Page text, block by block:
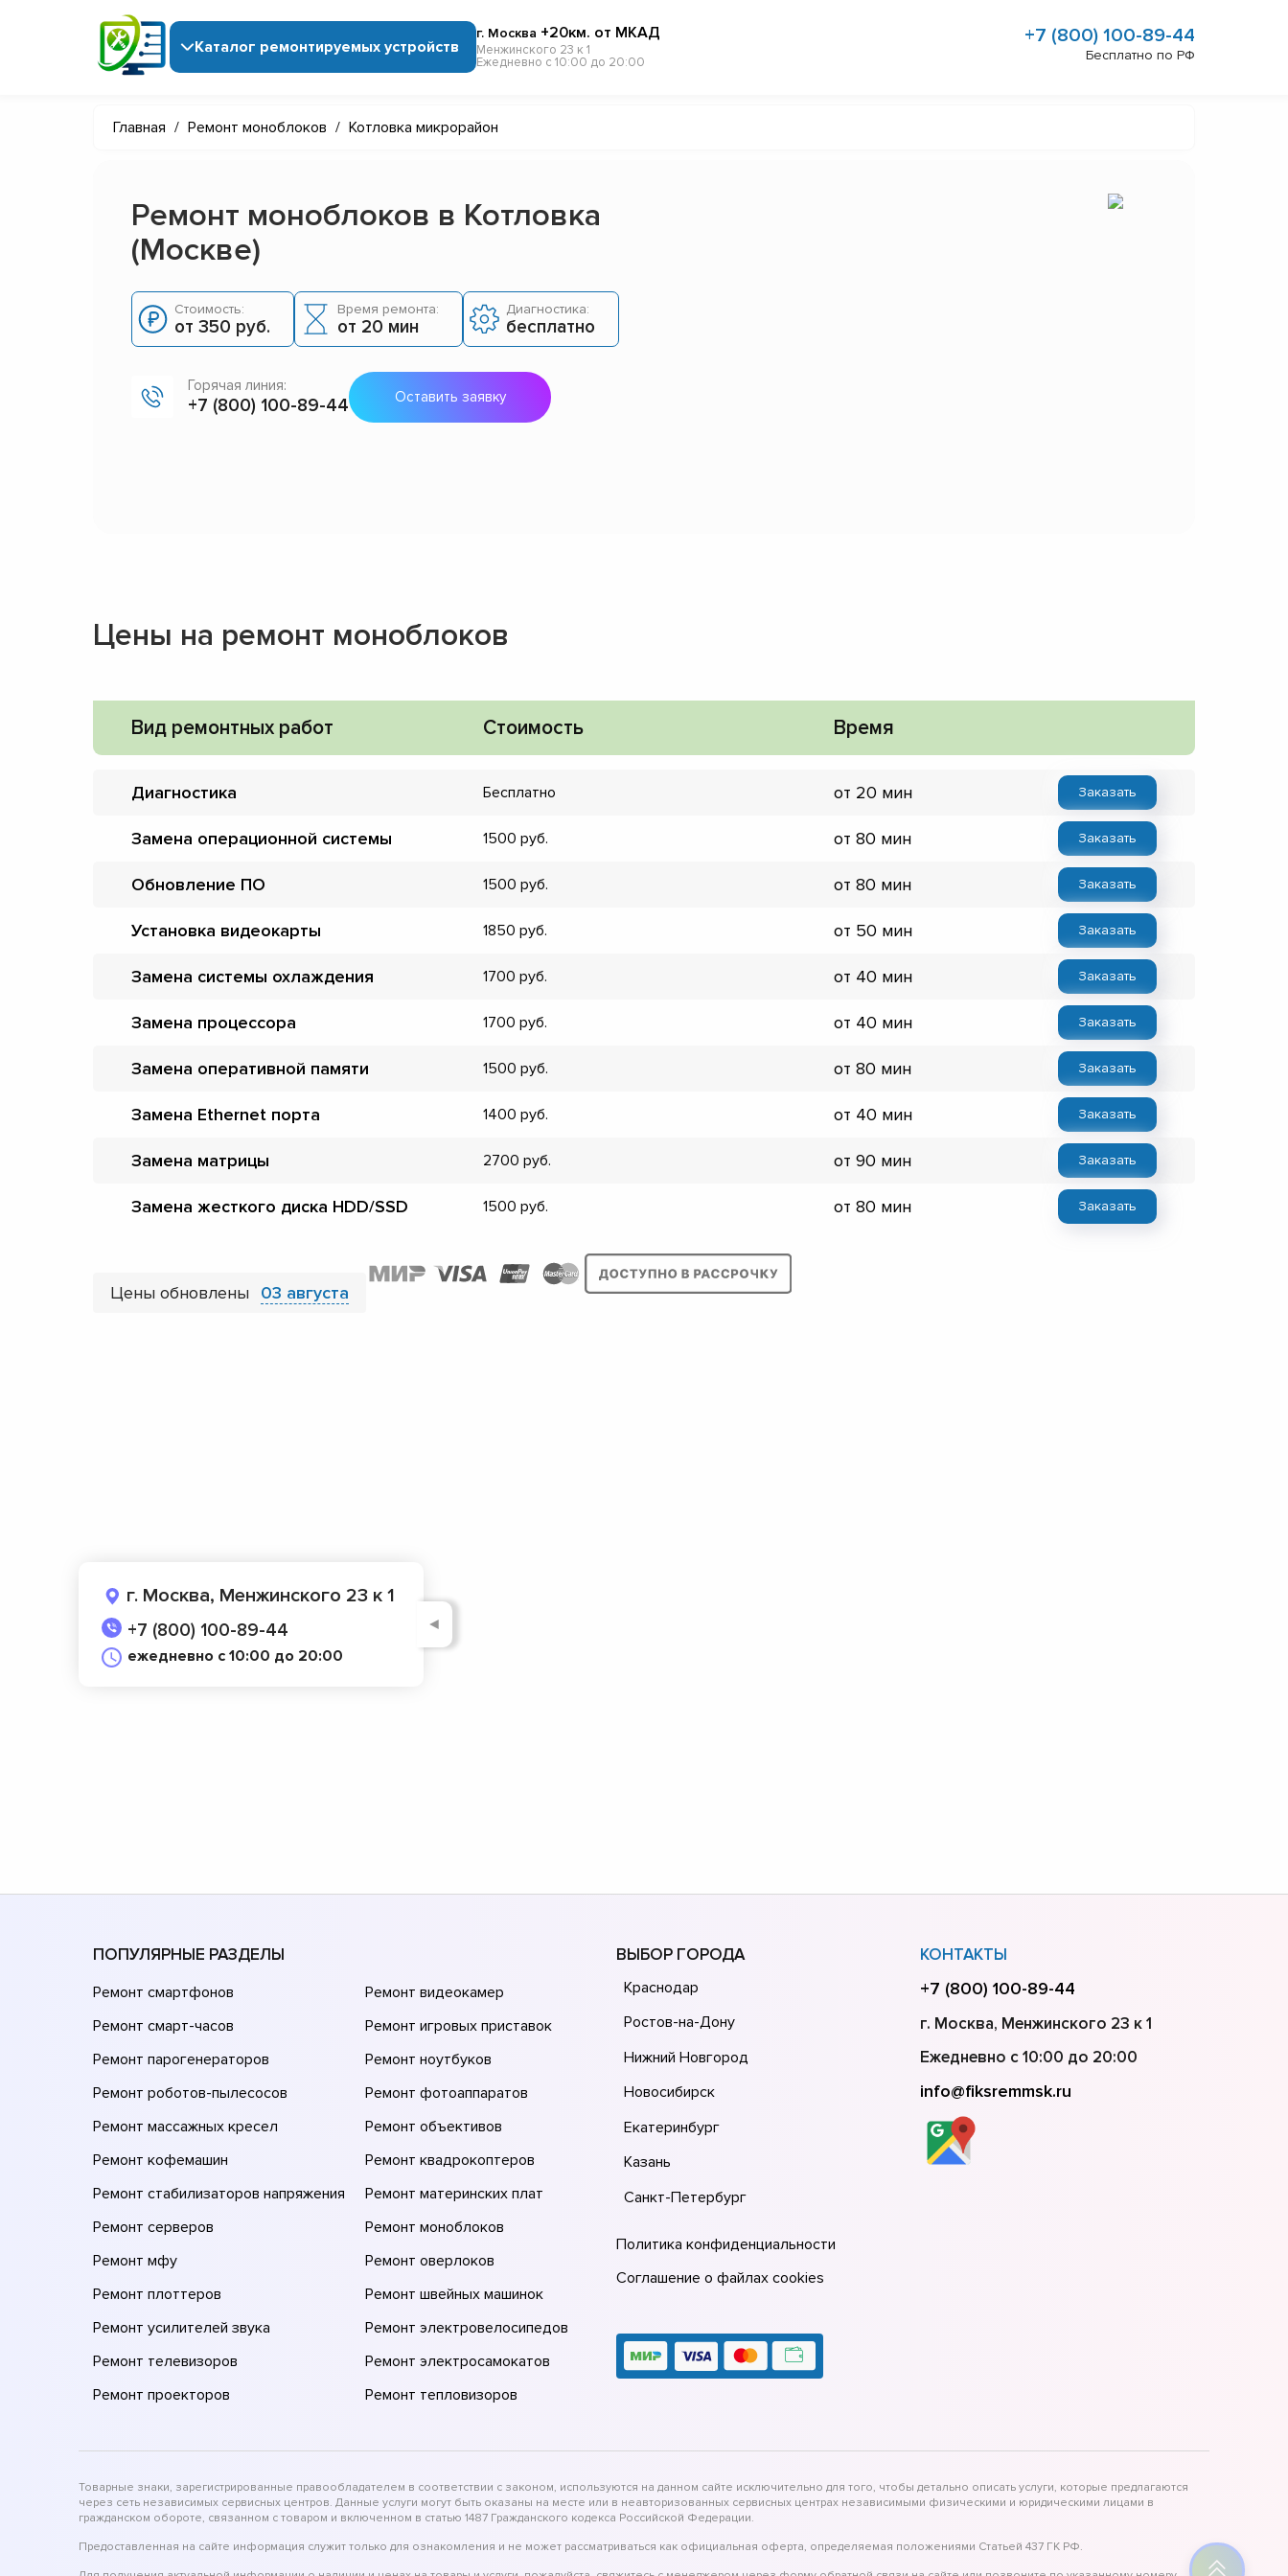
Каталог ремонтируемых устройств
г. Москва +20км. от МКАД
Менжинского 23 к 1
Ежедневно с 10:00 до 20:00
+7 (800) 100-89-44
Бесплатно по РФ
Главная / Ремонт моноблоков / Котловка микрорайон
Ремонт моноблоков в Котловка
(Москве)
Стоимость:
от 350 руб.
Время ремонта:
от 20 мин
Диагностика:
бесплатно
Горячая линия:
+7 (800) 100-89-44 Оставить заявку
Цены на ремонт моноблоков
Вид ремонтных работ Стоимость Время
Диагностика Бесплатно от 20 мин Заказать
Замена операционной системы 1500 от 80 мин Заказать
Обновление ПО 1500 от 80 мин Заказать
Установка видеокарты 1850 от 50 мин Заказать
Замена системы охлаждения 1700 от 40 мин Заказать
Замена процессора 1700 от 40 мин Заказать
Замена оперативной памяти 1500 от 80 мин Заказать
Замена Ethernet порта 1400 от 40 мин Заказать
Замена матрицы 2700 от 90 мин Заказать
Замена жесткого диска HDD/SSD 1500 от 80 мин Заказать
Цены обновлены 03 августа
г. Москва, Менжинского 23 к 1
+7 (800) 100-89-44
ежедневно с 10:00 до 20:00
◄
ПОПУЛЯРНЫЕ РАЗДЕЛЫ
Ремонт смартфонов
Ремонт смарт-часов
Ремонт парогенераторов
Ремонт роботов-пылесосов
Ремонт массажных кресел
Ремонт кофемашин
Ремонт стабилизаторов напряжения
Ремонт серверов
Ремонт мфу
Ремонт плоттеров
Ремонт усилителей звука
Ремонт телевизоров
Ремонт проекторов
Ремонт видеокамер
Ремонт игровых приставок
Ремонт ноутбуков
Ремонт фотоаппаратов
Ремонт объективов
Ремонт квадрокоптеров
Ремонт материнских плат
Ремонт моноблоков
Ремонт оверлоков
Ремонт швейных машинок
Ремонт электровелосипедов
Ремонт электросамокатов
Ремонт тепловизоров
ВЫБОР ГОРОДА
Краснодар
Ростов-на-Дону
Нижний Новгород
Новосибирск
Екатеринбург
Казань
Санкт-Петербург
Политика конфиденциальности
Соглашение о файлах cookies
КОНТАКТЫ
+7 (800) 100-89-44
г. Москва, Менжинского 23 к 1
Ежедневно с 10:00 до 20:00
info@fiksremmsk.ru
Товарные знаки, зарегистрированные правообладателем в соответствии с законом, используются на данном сайте исключительно для того, чтобы детально описать услуги, которые предлагаются
через сеть независимых сервисных центров. Данные услуги могут быть оказаны на месте или в неавторизованных сервисных центрах независимыми физическими и юридическими лицами в
гражданском обороте, связанном с товаром и включенном в статью 1487 Гражданского кодекса Российской Федерации.
Предоставленная на сайте информация служит только для ознакомления и не может рассматриваться как официальная оферта, определяемая положениями Статьей 437 ГК РФ.
▼
▼